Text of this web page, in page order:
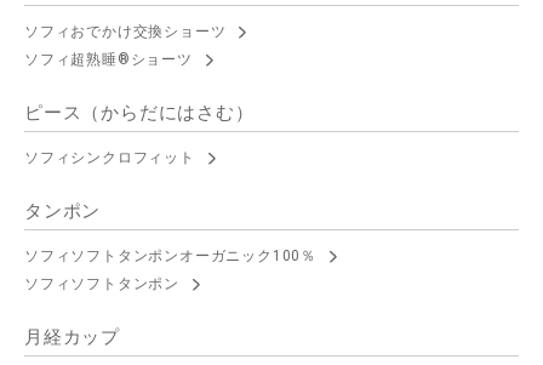
ソフィおでかけ交換ショーツ
ソフィ超熟睡®ショーツ
ピース（からだにはさむ）
ソフィシンクロフィット
タンポン
ソフィソフトタンポンオーガニック100％
ソフィソフトタンポン
月経カップ